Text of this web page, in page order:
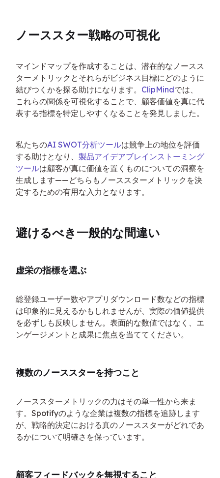
ノーススター戦略の可視化
マインドマップを作成することは、潜在的なノースス
ターメトリックとそれらがビジネス目標にどのように
結びつくかを探る助けになります。 ClipMindでは、
これらの関係を可視化することで、顧客価値を真に代
表する指標を特定しやすくなることを発見しました。
私たちのAI SWOT分析ツールは競争上の地位を評価
する助けとなり、 製品アイデアブレインストーミング
ツールは顧客が真に価値を置くものについての洞察を
生成します——どちらもノーススターメトリックを決
定するための有用な入力となります。
避けるべき一般的な間違い
虚栄の指標を選ぶ
総登録ユーザー数やアプリダウンロード数などの指標
は印象的に見えるかもしれませんが、実際の価値提供
を必ずしも反映しません。表面的な数値ではなく、エ
ンゲージメントと成果に焦点を当ててください。
複数のノーススターを持つこと
ノーススターメトリックの力はその単一性から来ま
す。Spotifyのような企業は複数の指標を追跡します
が、戦略的決定における真のノーススターがどれであ
るかについて明確さを保っています。
顧客フィードバックを無視すること